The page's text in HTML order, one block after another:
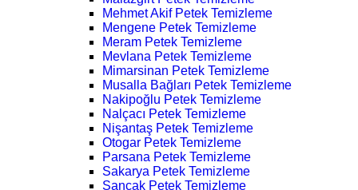
Mehmet Akif Petek Temizleme
Mengene Petek Temizleme
Meram Petek Temizleme
Mevlana Petek Temizleme
Mimarsinan Petek Temizleme
Musalla Bağları Petek Temizleme
Nakipoğlu Petek Temizleme
Nalçacı Petek Temizleme
Nişantaş Petek Temizleme
Otogar Petek Temizleme
Parsana Petek Temizleme
Sakarya Petek Temizleme
Sancak Petek Temizleme